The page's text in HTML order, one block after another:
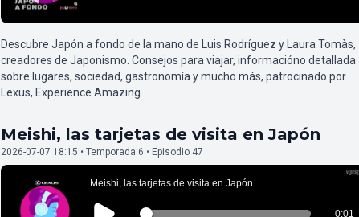
Descubre Japón a fondo de la mano de Luis Rodríguez y Laura Tomàs,
creadores de Japonismo. Consejos para viajar, informacióno detallada
sobre lugares, sociedad, gastronomía y mucho más, patrocinado por
Lexus, Experience Amazing.
Meishi, las tarjetas de visita en Japón
2026-07-07 18:15 • Temporada 6 • Episodio 47